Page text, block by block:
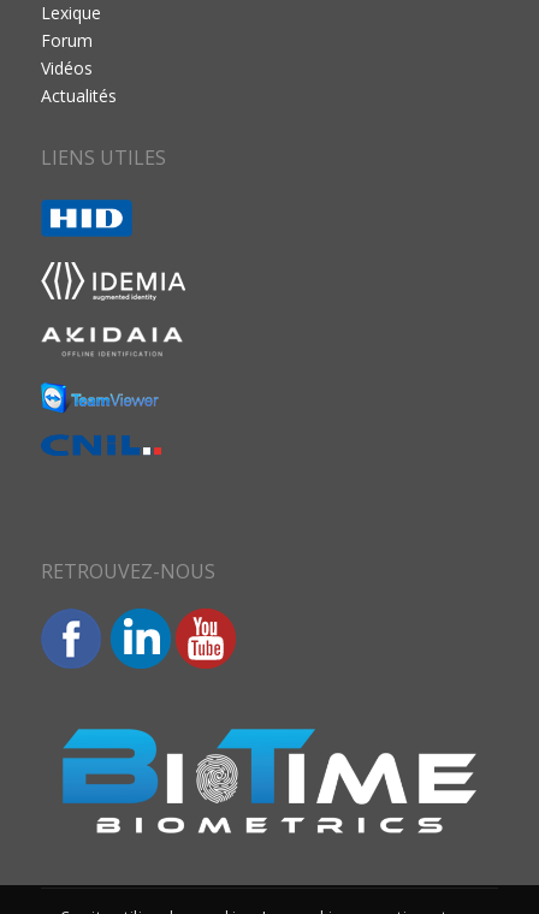
Lexique
Forum
Vidéos
Actualités
LIENS UTILES
RETROUVEZ-NOUS